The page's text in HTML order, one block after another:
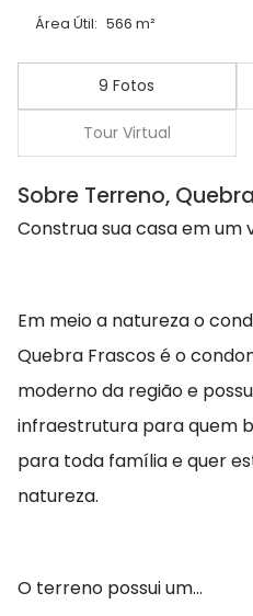
Área Útil: 566 m²
9 Fotos
Tour Virtual
Sobre Terreno,
Construa sua casa em um
Em meio a natureza o
Quebra Frascos é o
moderno da região e
infraestrutura para quem
para toda família e quer
natureza.
O terreno possui um...